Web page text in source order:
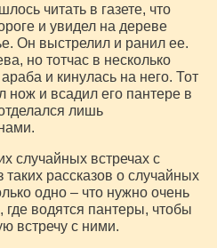
читать в газете, что
и увидел на дереве
Он выстрелил и ранил ее.
но тотчас в несколько
и кинулась на него. Тот
нож и всадил его пантере в
лишь
случайных встречах с
рассказов о случайных
одно – что нужно очень
где водятся пантеры, чтобы
встречу с ними.